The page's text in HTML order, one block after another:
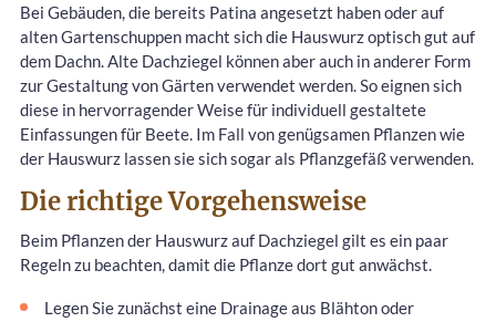
Bei Gebäuden, die bereits Patina angesetzt haben oder auf
alten Gartenschuppen macht sich die Hauswurz optisch gut auf
dem Dachn. Alte Dachziegel können aber auch in anderer Form
zur Gestaltung von Gärten verwendet werden. So eignen sich
diese in hervorragender Weise für individuell gestaltete
Einfassungen für Beete. Im Fall von genügsamen Pflanzen wie
der Hauswurz lassen sie sich sogar als Pflanzgefäß verwenden.
Die richtige Vorgehensweise
Beim Pflanzen der Hauswurz auf Dachziegel gilt es ein paar
Regeln zu beachten, damit die Pflanze dort gut anwächst.
Legen Sie zunächst eine Drainage aus Blähton oder